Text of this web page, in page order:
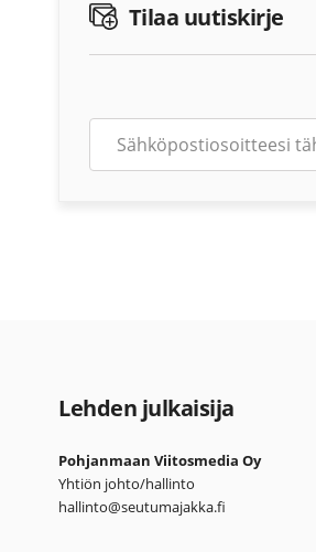
Tilaa uutiskirje
Lehden julkaisija
Pohjanmaan Viitosmedia Oy
Yhtiön johto/hallinto
hallinto@seutumajakka.fi